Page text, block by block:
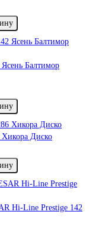
Балтимор
Диско
Hi-Line Prestige 142